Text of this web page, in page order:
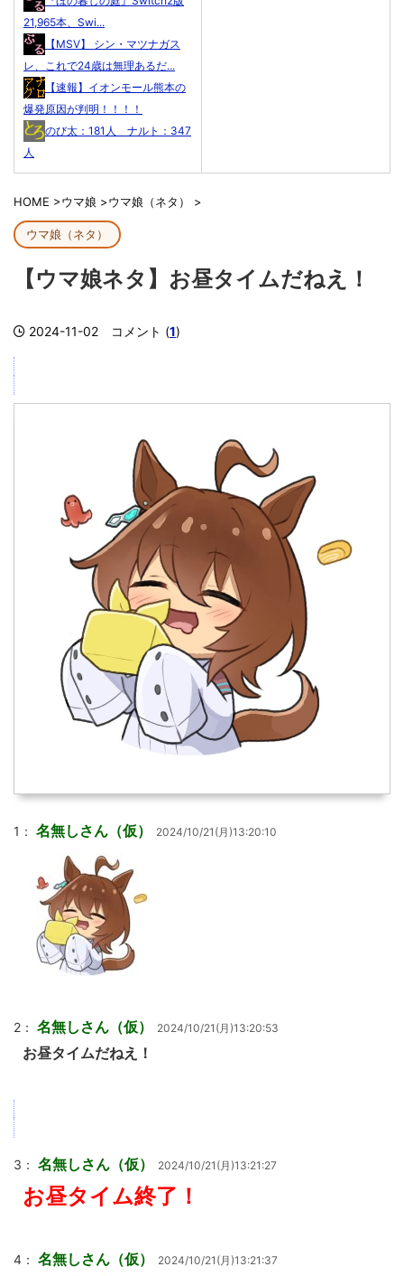
21,965本、Swi...
【MSV】 シン・マツナガス
レ、これで24歳は無理あるだ...
【速報】イオンモール熊本の
爆発原因が判明！！！！
のび太：181人 ナルト：347
人
HOME >ウマ娘 >ウマ娘（ネタ） >
ウマ娘（ネタ）
【ウマ娘ネタ】お昼タイムだねえ！
2024-11-02 コメント (1)
1： 名無しさん（仮） 2024/10/21(月)13:20:10
2： 名無しさん（仮） 2024/10/21(月)13:20:53
お昼タイムだねえ！
3： 名無しさん（仮） 2024/10/21(月)13:21:27
お昼タイム終了！
4： 名無しさん（仮） 2024/10/21(月)13:21:37